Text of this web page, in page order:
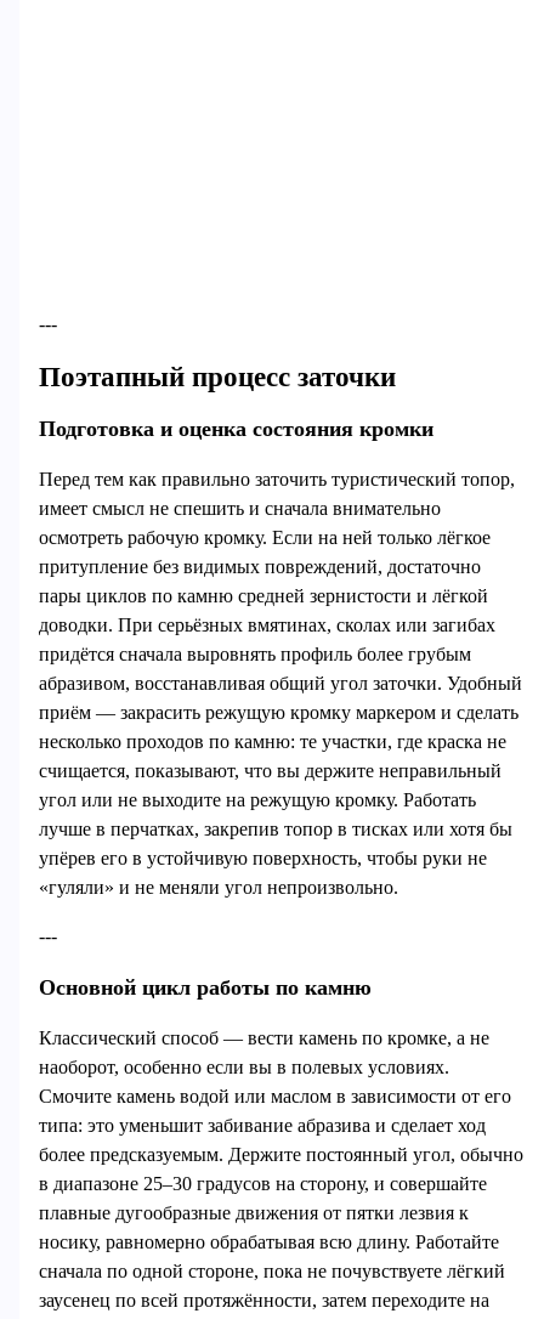
---
Поэтапный процесс заточки
Подготовка и оценка состояния кромки
Перед тем как правильно заточить туристический топор,
имеет смысл не спешить и сначала внимательно
осмотреть рабочую кромку. Если на ней только лёгкое
притупление без видимых повреждений, достаточно
пары циклов по камню средней зернистости и лёгкой
доводки. При серьёзных вмятинах, сколах или загибах
придётся сначала выровнять профиль более грубым
абразивом, восстанавливая общий угол заточки. Удобный
приём — закрасить режущую кромку маркером и сделать
несколько проходов по камню: те участки, где краска не
счищается, показывают, что вы держите неправильный
угол или не выходите на режущую кромку. Работать
лучше в перчатках, закрепив топор в тисках или хотя бы
упёрев его в устойчивую поверхность, чтобы руки не
«гуляли» и не меняли угол непроизвольно.
---
Основной цикл работы по камню
Классический способ — вести камень по кромке, а не
наоборот, особенно если вы в полевых условиях.
Смочите камень водой или маслом в зависимости от его
типа: это уменьшит забивание абразива и сделает ход
более предсказуемым. Держите постоянный угол, обычно
в диапазоне 25–30 градусов на сторону, и совершайте
плавные дугообразные движения от пятки лезвия к
носику, равномерно обрабатывая всю длину. Работайте
сначала по одной стороне, пока не почувствуете лёгкий
заусенец по всей протяжённости, затем переходите на